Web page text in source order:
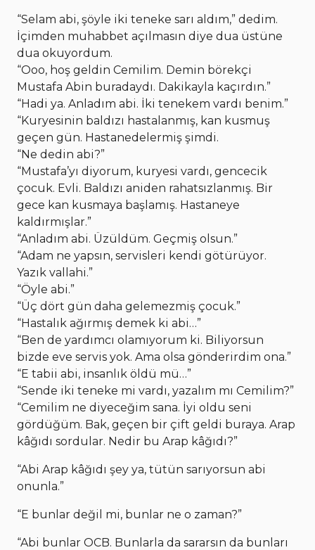
“Selam abi, şöyle iki teneke sarı aldım,” dedim.
İçimden muhabbet açılmasın diye dua üstüne
dua okuyordum.
“Ooo, hoş geldin Cemilim. Demin börekçi
Mustafa Abin buradaydı. Dakikayla kaçırdın.”
“Hadi ya. Anladım abi. İki tenekem vardı benim.”
“Kuryesinin baldızı hastalanmış, kan kusmuş
geçen gün. Hastanedelermiş şimdi.
“Ne dedin abi?”
“Mustafa’yı diyorum, kuryesi vardı, gencecik
çocuk. Evli. Baldızı aniden rahatsızlanmış. Bir
gece kan kusmaya başlamış. Hastaneye
kaldırmışlar.”
“Anladım abi. Üzüldüm. Geçmiş olsun.”
“Adam ne yapsın, servisleri kendi götürüyor.
Yazık vallahi.”
“Öyle abi.”
“Üç dört gün daha gelemezmiş çocuk.”
“Hastalık ağırmış demek ki abi…”
“Ben de yardımcı olamıyorum ki. Biliyorsun
bizde eve servis yok. Ama olsa gönderirdim ona.”
“E tabii abi, insanlık öldü mü…”
“Sende iki teneke mi vardı, yazalım mı Cemilim?”
“Cemilim ne diyeceğim sana. İyi oldu seni
gördüğüm. Bak, geçen bir çift geldi buraya. Arap
kâğıdı sordular. Nedir bu Arap kâğıdı?”
“Abi Arap kâğıdı şey ya, tütün sarıyorsun abi
onunla.”
“E bunlar değil mi, bunlar ne o zaman?”
“Abi bunlar OCB. Bunlarla da sararsın da bunları